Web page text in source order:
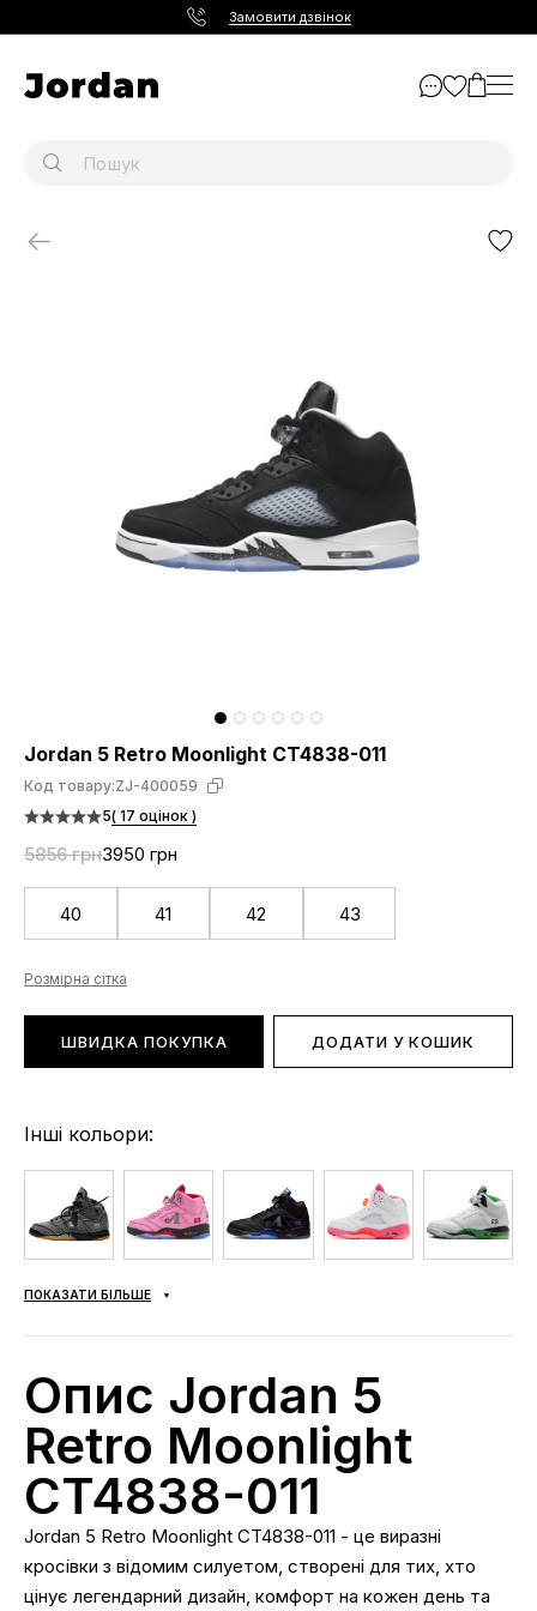
Замовити дзвінок
Jordan 5 Retro Moonlight CT4838-011
Код товару:ZJ-400059
5( 17 оцінок )
5856 грн3950 грн
40 41 42 43
Розмірна сітка
ШВИДКА ПОКУПКА ДОДАТИ У КОШИК
Інші кольори:
ПОКАЗАТИ БІЛЬШЕ
Опис Jordan 5
Retro Moonlight
CT4838-011
Jordan 5 Retro Moonlight CT4838-011 - це виразні
кросівки з відомим силуетом, створені для тих, хто
цінує легендарний дизайн, комфорт на кожен день та